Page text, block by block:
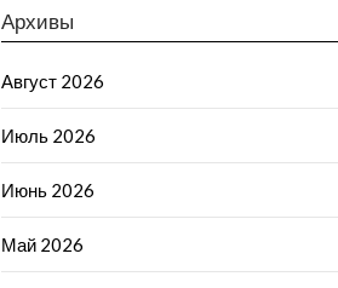
Архивы
Август 2026
Июль 2026
Июнь 2026
Май 2026